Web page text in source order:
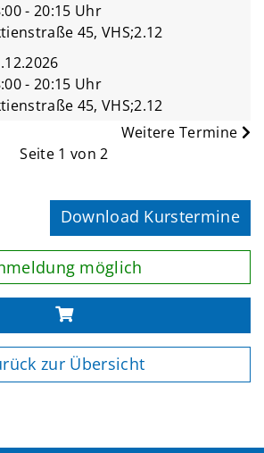
- 20:15 Uhr
45, VHS;2.12
- 20:15 Uhr
45, VHS;2.12
Weitere Termine
Seite 1 von 2
Download Kurstermine
möglich
zur Übersicht